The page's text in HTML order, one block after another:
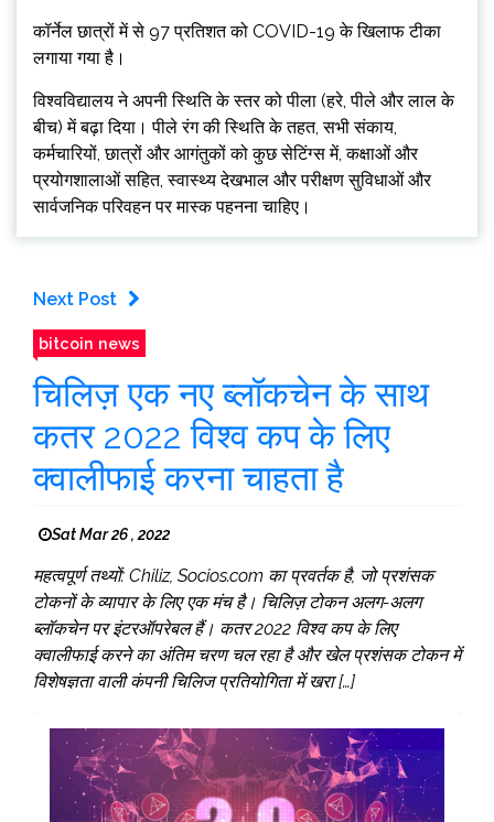
कॉर्नेल छात्रों में से 97 प्रतिशत को COVID-19 के खिलाफ टीका
लगाया गया है।
विश्वविद्यालय ने अपनी स्थिति के स्तर को पीला (हरे, पीले और लाल के
बीच) में बढ़ा दिया। पीले रंग की स्थिति के तहत, सभी संकाय,
कर्मचारियों, छात्रों और आगंतुकों को कुछ सेटिंग्स में, कक्षाओं और
प्रयोगशालाओं सहित, स्वास्थ्य देखभाल और परीक्षण सुविधाओं और
सार्वजनिक परिवहन पर मास्क पहनना चाहिए।
Next Post
bitcoin news
चिलिज़ एक नए ब्लॉकचेन के साथ
कतर 2022 विश्व कप के लिए
क्वालीफाई करना चाहता है
Sat Mar 26 , 2022
महत्वपूर्ण तथ्यों: Chiliz, Socios.com का प्रवर्तक है, जो प्रशंसक
टोकनों के व्यापार के लिए एक मंच है। चिलिज़ टोकन अलग-अलग
ब्लॉकचेन पर इंटरऑपरेबल हैं। कतर 2022 विश्व कप के लिए
क्वालीफाई करने का अंतिम चरण चल रहा है और खेल प्रशंसक टोकन में
विशेषज्ञता वाली कंपनी चिलिज प्रतियोगिता में खरा […]